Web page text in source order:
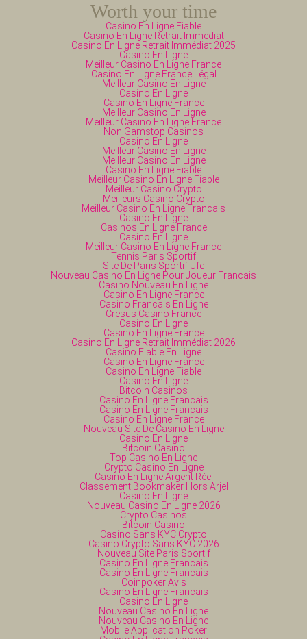
Worth your time
Casino En Ligne Fiable
Casino En Ligne Retrait Immediat
Casino En Ligne Retrait Immédiat 2025
Casino En Ligne
Meilleur Casino En Ligne France
Casino En Ligne France Légal
Meilleur Casino En Ligne
Casino En Ligne
Casino En Ligne France
Meilleur Casino En Ligne
Meilleur Casino En Ligne France
Non Gamstop Casinos
Casino En Ligne
Meilleur Casino En Ligne
Meilleur Casino En Ligne
Casino En Ligne Fiable
Meilleur Casino En Ligne Fiable
Meilleur Casino Crypto
Meilleurs Casino Crypto
Meilleur Casino En Ligne Francais
Casino En Ligne
Casinos En Ligne France
Casino En Ligne
Meilleur Casino En Ligne France
Tennis Paris Sportif
Site De Paris Sportif Ufc
Nouveau Casino En Ligne Pour Joueur Francais
Casino Nouveau En Ligne
Casino En Ligne France
Casino Francais En Ligne
Cresus Casino France
Casino En Ligne
Casino En Ligne France
Casino En Ligne Retrait Immédiat 2026
Casino Fiable En Ligne
Casino En Ligne France
Casino En Ligne Fiable
Casino En Ligne
Bitcoin Casinos
Casino En Ligne Francais
Casino En Ligne Francais
Casino En Ligne France
Nouveau Site De Casino En Ligne
Casino En Ligne
Bitcoin Casino
Top Casino En Ligne
Crypto Casino En Ligne
Casino En Ligne Argent Réel
Classement Bookmaker Hors Arjel
Casino En Ligne
Nouveau Casino En Ligne 2026
Crypto Casinos
Bitcoin Casino
Casino Sans KYC Crypto
Casino Crypto Sans KYC 2026
Nouveau Site Paris Sportif
Casino En Ligne Francais
Casino En Ligne Francais
Coinpoker Avis
Casino En Ligne Francais
Casino En Ligne
Nouveau Casino En Ligne
Nouveau Casino En Ligne
Mobile Application Poker